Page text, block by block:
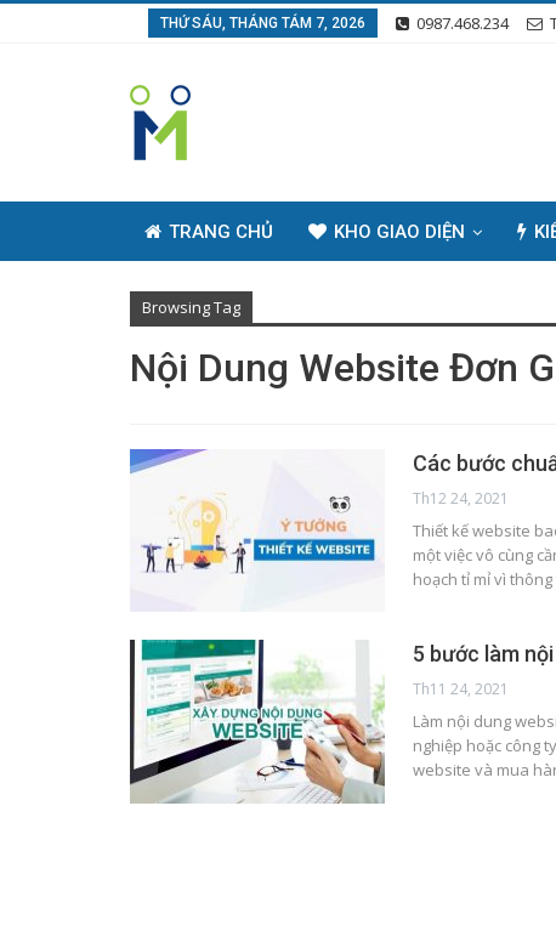
THỨ SÁU, THÁNG TÁM 7, 2026 0987.468.234
TRANG CHỦ KHO GIAO DIỆN
Browsing Tag
Nội Dung Website Đơn
Các bước
Th12 24, 2021
Thiết kế website
một việc vô cùng
hoạch tỉ mỉ vì
5 bước làm
Th11 24, 2021
Làm nội dung
nghiệp hoặc công
website và mua